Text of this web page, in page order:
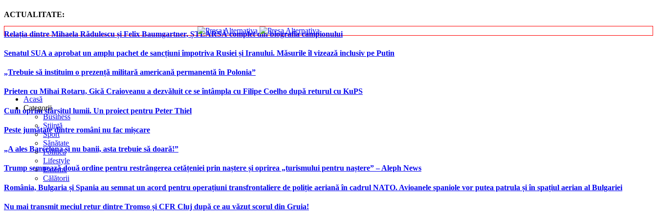
ACTUALITATE:
Relația dintre Mihaela Rădulescu și Felix Baumgartner, ȘTEARSĂ complet din biografia campionului
Senatul SUA a aprobat un amplu pachet de sancțiuni împotriva Rusiei și Iranului. Măsurile îl vizează inclusiv pe Putin
„Trebuie să instituim o prezență militară americană permanentă în Polonia”
Prieten cu Mihai Rotaru, Gică Craioveanu a dezvăluit ce se întâmpla cu Filipe Coelho după returul cu KuPS
Cum oprim sfârșitul lumii. Un proiect pentru Peter Thiel
Peste jumătate dintre români nu fac mișcare
„A ales Barcelona și nu banii, asta trebuie să doară!”
Trump semnează două ordine pentru restrângerea cetățeniei prin naștere și oprirea „turismului pentru naștere” – Aleph News
România, Bulgaria și Spania au semnat un acord pentru operațiuni transfrontaliere de poliție aeriană în cadrul NATO. Avioanele spaniole vor putea patrula și în spațiul aerian al Bulgariei
Nu mai transmit meciul retur dintre Tromso și CFR Cluj după ce au văzut scorul din Gruia!
Acasă
Categorii
Business
Știință
Sport
Sănătate
Politică
Lifestyle
Externe
Călătorii